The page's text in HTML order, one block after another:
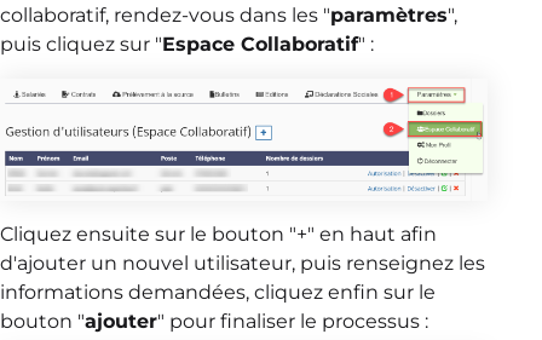
collaboratif, rendez-vous dans les "paramètres",
puis cliquez sur "Espace Collaboratif" :
Cliquez ensuite sur le bouton "+" en haut afin
d'ajouter un nouvel utilisateur, puis renseignez les
informations demandées, cliquez enfin sur le
bouton "ajouter" pour finaliser le processus :